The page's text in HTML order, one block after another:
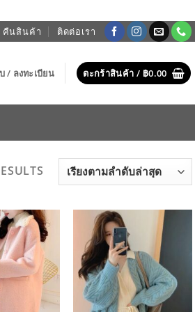
คืนสินค้า ติดต่อเรา
/ ลงทะเบียน ตะกร้าสินค้า / ฿0.00
SORTED
ADD TO
WISHLIST
ADD TO
WISHLIST